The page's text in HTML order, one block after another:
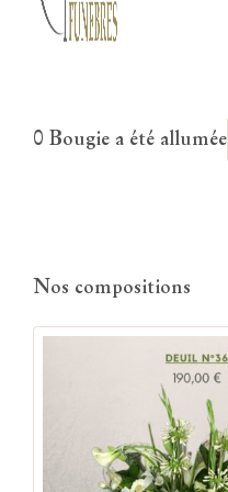
0 Bougie a été allumée
Nos compositions